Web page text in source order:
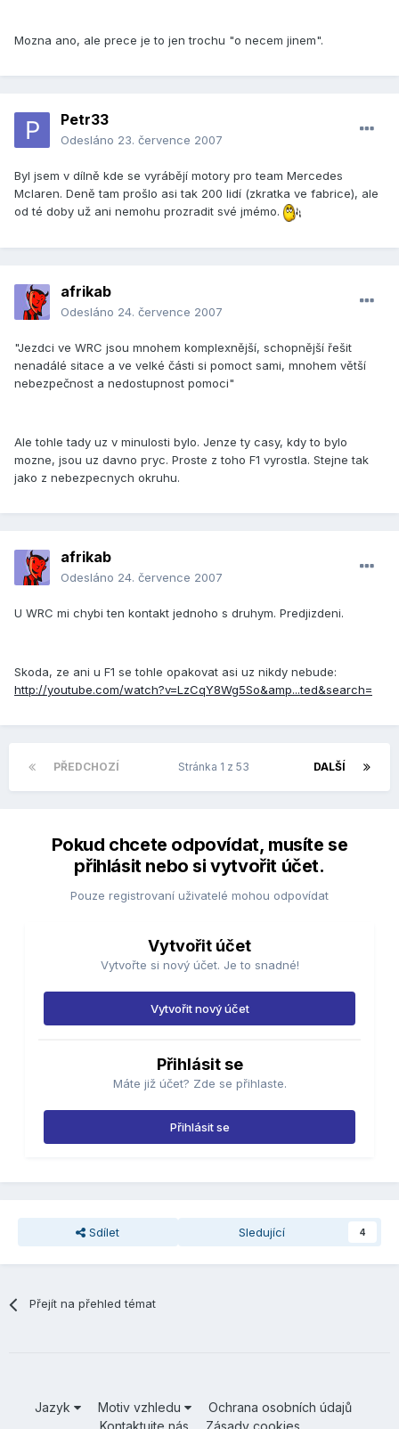
Mozna ano, ale prece je to jen trochu "o necem jinem".
Petr33
Odesláno 23. července 2007
Byl jsem v dílně kde se vyrábějí motory pro team Mercedes
Mclaren. Deně tam prošlo asi tak 200 lidí (zkratka ve fabrice), ale
od té doby už ani nemohu prozradit své jmémo.
afrikab
Odesláno 24. července 2007
"Jezdci ve WRC jsou mnohem komplexnější, schopnější řešit
nenadálé sitace a ve velké části si pomoct sami, mnohem větší
nebezpečnost a nedostupnost pomoci"
Ale tohle tady uz v minulosti bylo. Jenze ty casy, kdy to bylo
mozne, jsou uz davno pryc. Proste z toho F1 vyrostla. Stejne tak
jako z nebezpecnych okruhu.
afrikab
Odesláno 24. července 2007
U WRC mi chybi ten kontakt jednoho s druhym. Predjizdeni.
Skoda, ze ani u F1 se tohle opakovat asi uz nikdy nebude:
http://youtube.com/watch?v=LzCqY8Wg5So&amp...ted&search=
PŘEDCHOZÍ DALŠÍ
Stránka 1 z 53
Pokud chcete odpovídat, musíte se
přihlásit nebo si vytvořit účet.
Pouze registrovaní uživatelé mohou odpovídat
Vytvořit účet
Vytvořte si nový účet. Je to snadné!
Vytvořit nový účet
Přihlásit se
Máte již účet? Zde se přihlaste.
Přihlásit se
Sdílet Sledující 4
Přejít na přehled témat
Jazyk Motiv vzhledu
Ochrana osobních údajů